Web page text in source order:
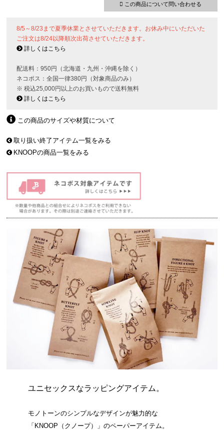
この商品について問い合わせる
8/5～8/23まで夏季休業とさせていただきます。お休み中にいただいた
ご注文は8/24以降順次出荷させていただきます。
詳しくはこちら
配送料：950円（北海道・九州・沖縄を除く）
ネコポス：全国一律380円（対象商品のみ）
※ 税込25,000円以上のお買いもので送料無料
詳しくはこちら
この商品のサイズや材質について
取り扱い終了アイテム一覧をみる
KNOOPの商品一覧をみる
ユニセックスなラッピングアイテム。
モノトーンのシンプルなデザインが魅力的な
「KNOOP（クノープ）」のペーパーアイテム。